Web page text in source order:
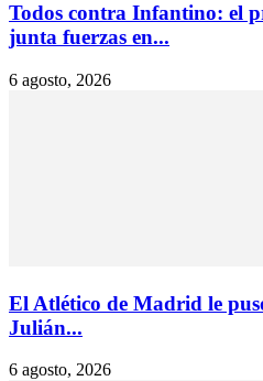
Todos contra Infantino: el
junta fuerzas en...
6 agosto, 2026
El Atlético de Madrid le
Julián...
6 agosto, 2026